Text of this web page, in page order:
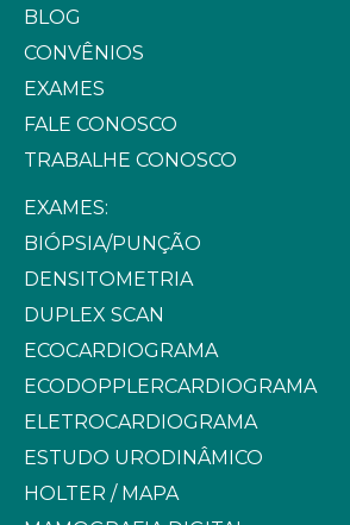
BLOG
CONVÊNIOS
EXAMES
FALE CONOSCO
TRABALHE CONOSCO
EXAMES:
BIÓPSIA/PUNÇÃO
DENSITOMETRIA
DUPLEX SCAN
ECOCARDIOGRAMA
ECODOPPLERCARDIOGRAMA
ELETROCARDIOGRAMA
ESTUDO URODINÂMICO
HOLTER / MAPA